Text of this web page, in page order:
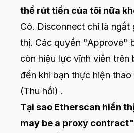
thể rút tiền của tôi nữa
Có. Disconnect chỉ là ngắt
thị. Các quyền "Approve"
còn hiệu lực vĩnh viễn trên
đến khi bạn thực hiện
(Thu hồi) .
Tại sao Etherscan hiển
may be a proxy